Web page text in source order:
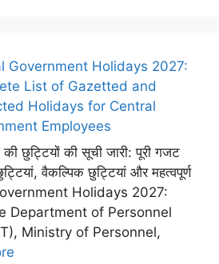
Government Holidays 2027:
List of Gazetted and
Holidays for Central
Employees
छुट्टियों की सूची जारी: पूरी गजट
वैकल्पिक छुट्टियां और महत्वपूर्ण
Holidays 2027:
Department of Personnel
Ministry of Personnel,